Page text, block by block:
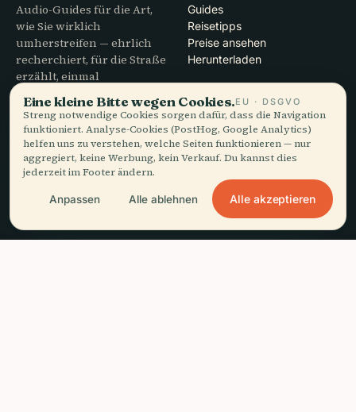
Audio-Guides für die Art,
wie Sie wirklich
umherstreifen — ehrlich
recherchiert, für die Straße
erzählt, einmal
Guides
Reisetipps
Preise ansehen
Herunterladen
UNTERNEHMEN
Über uns
Redaktioneller Prozess
HILFE
Support
Kontakt
Partner werden
Eine kleine Bitte wegen Cookies.EU · DSGVO
Streng notwendige Cookies sorgen dafür, dass die Navigation
funktioniert. Analyse-Cookies (PostHog, Google Analytics)
helfen uns zu verstehen, welche Seiten funktionieren — nur
aggregiert, keine Werbung, kein Verkauf. Du kannst dies
jederzeit im Footer ändern.
Anpassen Alle ablehnen Alle akzeptieren